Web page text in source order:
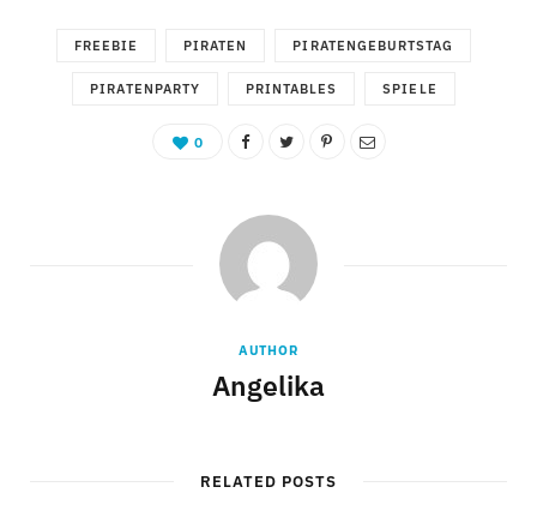
FREEBIE PIRATEN PIRATENGEBURTSTAG
PIRATENPARTY PRINTABLES SPIELE
0
AUTHOR
Angelika
RELATED POSTS